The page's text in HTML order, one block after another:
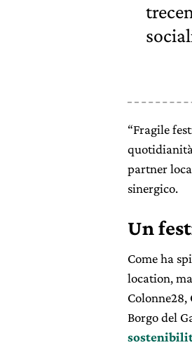
“Fragile
partner
sinergico.
Un
Come ha
location,
Colonne28,
Borgo del